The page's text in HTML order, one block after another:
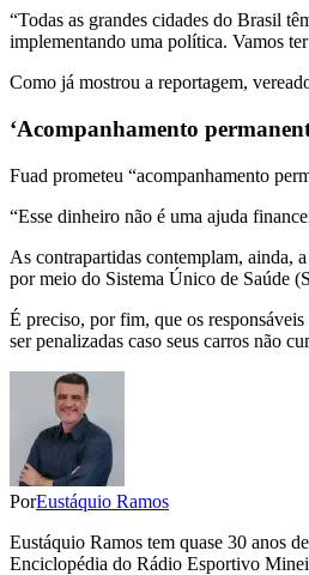
“Todas as grandes cidades do Brasil
implementando uma política. Vamos
Como já mostrou a reportagem,
‘Acompanhamento
Fuad prometeu “acompanhamento
“Esse dinheiro não é uma ajuda
As contrapartidas contemplam, ainda,
por meio do Sistema Único de Saúde
É preciso, por fim, que os
ser penalizadas caso seus carros não
PorEustáquio Ramos
Eustáquio Ramos tem quase 30 anos
Enciclopédia do Rádio Esportivo